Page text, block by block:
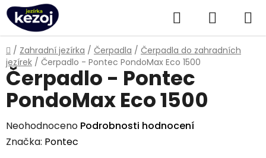
Přejít
na
obsah
Hledat
KOŠÍK
Domů
/ Zahradní jezírka / Čerpadla / Čerpadla do zahradních
jezírek / Čerpadlo - Pontec PondoMax Eco 1500
Čerpadlo - Pontec
PondoMax Eco 1500
Průměrné
hodnocení
Neohodnoceno Podrobnosti hodnocení
Značka: Pontec